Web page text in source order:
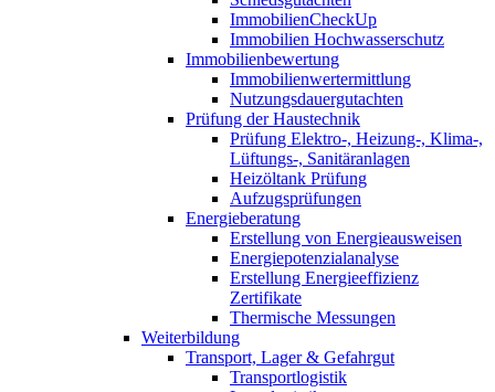
ImmobilienCheckUp
Immobilien Hochwasserschutz
Immobilienbewertung
Immobilienwertermittlung
Nutzungsdauergutachten
Prüfung der Haustechnik
Prüfung Elektro-, Heizung-, Klima-,
Lüftungs-, Sanitäranlagen
Heizöltank Prüfung
Aufzugsprüfungen
Energieberatung
Erstellung von Energieausweisen
Energiepotenzialanalyse
Erstellung Energieeffizienz
Zertifikate
Thermische Messungen
Weiterbildung
Transport, Lager & Gefahrgut
Transportlogistik